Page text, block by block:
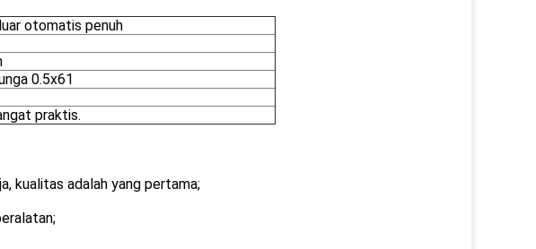
otomatis penuh
0.5x61
praktis.
kualitas adalah yang pertama;